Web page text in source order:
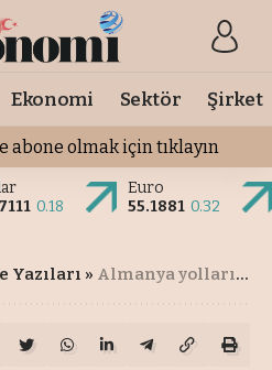
Ekonomi Sektör Şirket
abone olmak için tıklayın
0.18
Euro
55.1881 0.32
Yazıları » Almanya yollarında bir Türk markası